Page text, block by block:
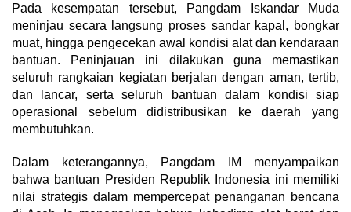
Pada kesempatan tersebut, Pangdam Iskandar Muda
meninjau secara langsung proses sandar kapal, bongkar
muat, hingga pengecekan awal kondisi alat dan kendaraan
bantuan. Peninjauan ini dilakukan guna memastikan
seluruh rangkaian kegiatan berjalan dengan aman, tertib,
dan lancar, serta seluruh bantuan dalam kondisi siap
operasional sebelum didistribusikan ke daerah yang
membutuhkan.
Dalam keterangannya, Pangdam IM menyampaikan
bahwa bantuan Presiden Republik Indonesia ini memiliki
nilai strategis dalam mempercepat penanganan bencana